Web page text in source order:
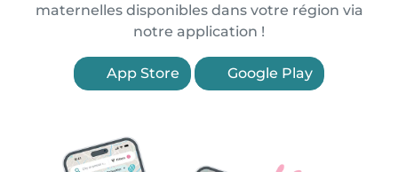
maternelles disponibles dans votre région via
notre application !
App Store Google Play